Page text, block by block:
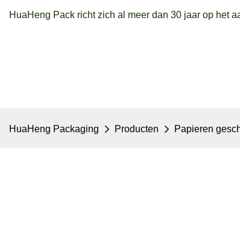
HuaHeng Pack richt zich al meer dan 30 jaar op het
HuaHeng Packaging Producten Papieren